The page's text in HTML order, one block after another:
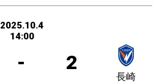
2025.10.4
14:00
- 2
長崎